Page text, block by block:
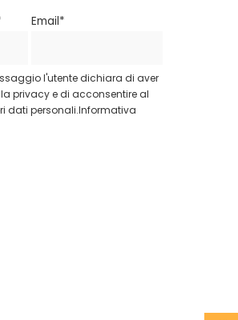
Email*
l'utente dichiara di aver
privacy e di acconsentire al
dati personali.Informativa